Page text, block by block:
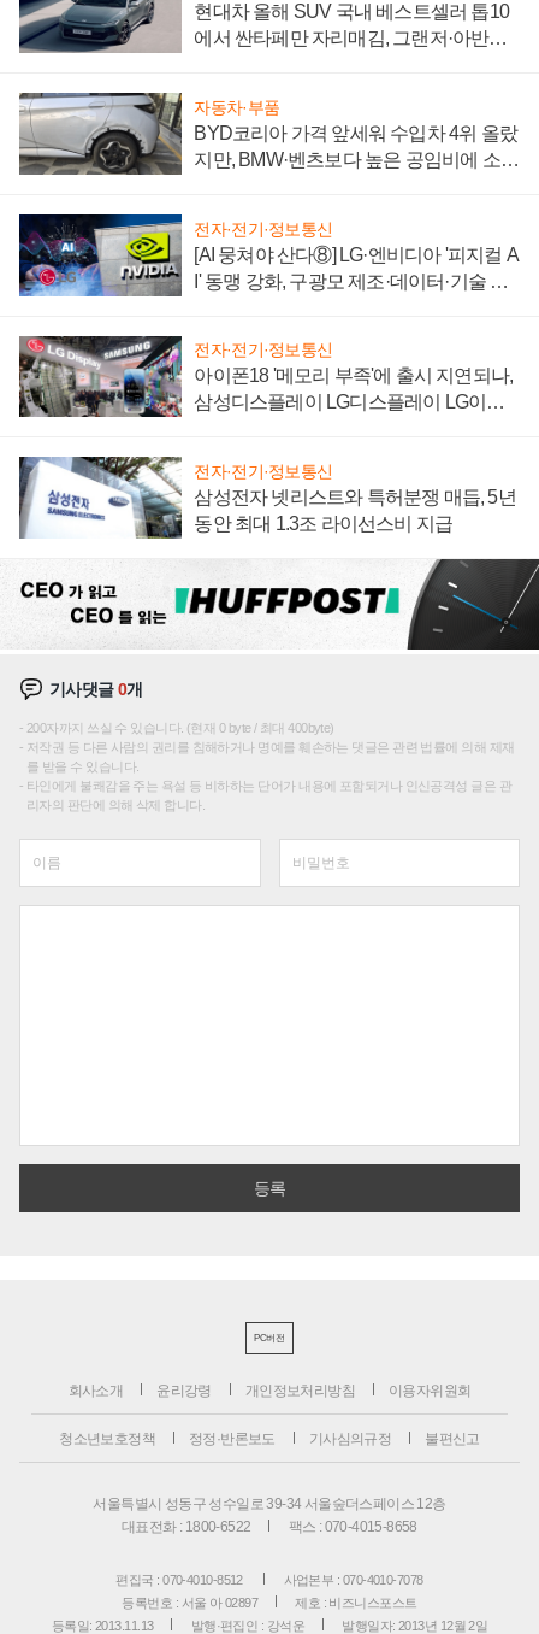
현대차 올해 SUV 국내 베스트셀러 톱10
에서 싼타페만 자리매김, 그랜저·아반떼
자동차·부품
BYD코리아 가격 앞세워 수입차 4위 올랐
지만, BMW·벤츠보다 높은 공임비에 소비
전자·전기·정보통신
[AI 뭉쳐야 산다⑧] LG·엔비디아 '피지컬 A
I' 동맹 강화, 구광모 제조·데이터·기술 결
전자·전기·정보통신
아이폰18 '메모리 부족'에 출시 지연되나,
삼성디스플레이 LG디스플레이 LG이노
전자·전기·정보통신
삼성전자 넷리스트와 특허분쟁 매듭, 5년
동안 최대 1.3조 라이선스비 지급
기사댓글0개
200자까지 쓰실 수 있습니다. (현재 0 byte / 최대 400byte)
저작권 등 다른 사람의 권리를 침해하거나 명예를 훼손하는 댓글은 관련 법률에 의해 제재
를 받을 수 있습니다.
타인에게 불쾌감을 주는 욕설 등 비하하는 단어가 내용에 포함되거나 인신공격성 글은 관
리자의 판단에 의해 삭제 합니다.
PC버전
회사소개 윤리강령 개인정보처리방침 이용자위원회
청소년보호정책 정정·반론보도 기사심의규정 불편신고
서울특별시 성동구 성수일로 39-34 서울숲더스페이스 12층
대표전화 : 1800-6522
팩스 : 070-4015-8658
편집국 : 070-4010-8512
사업본부 : 070-4010-7078
등록번호 : 서울 아 02897
제호 : 비즈니스포스트
등록일: 2013.11.13
발행·편집인 : 강석운 발행일자: 2013년 12월 2일